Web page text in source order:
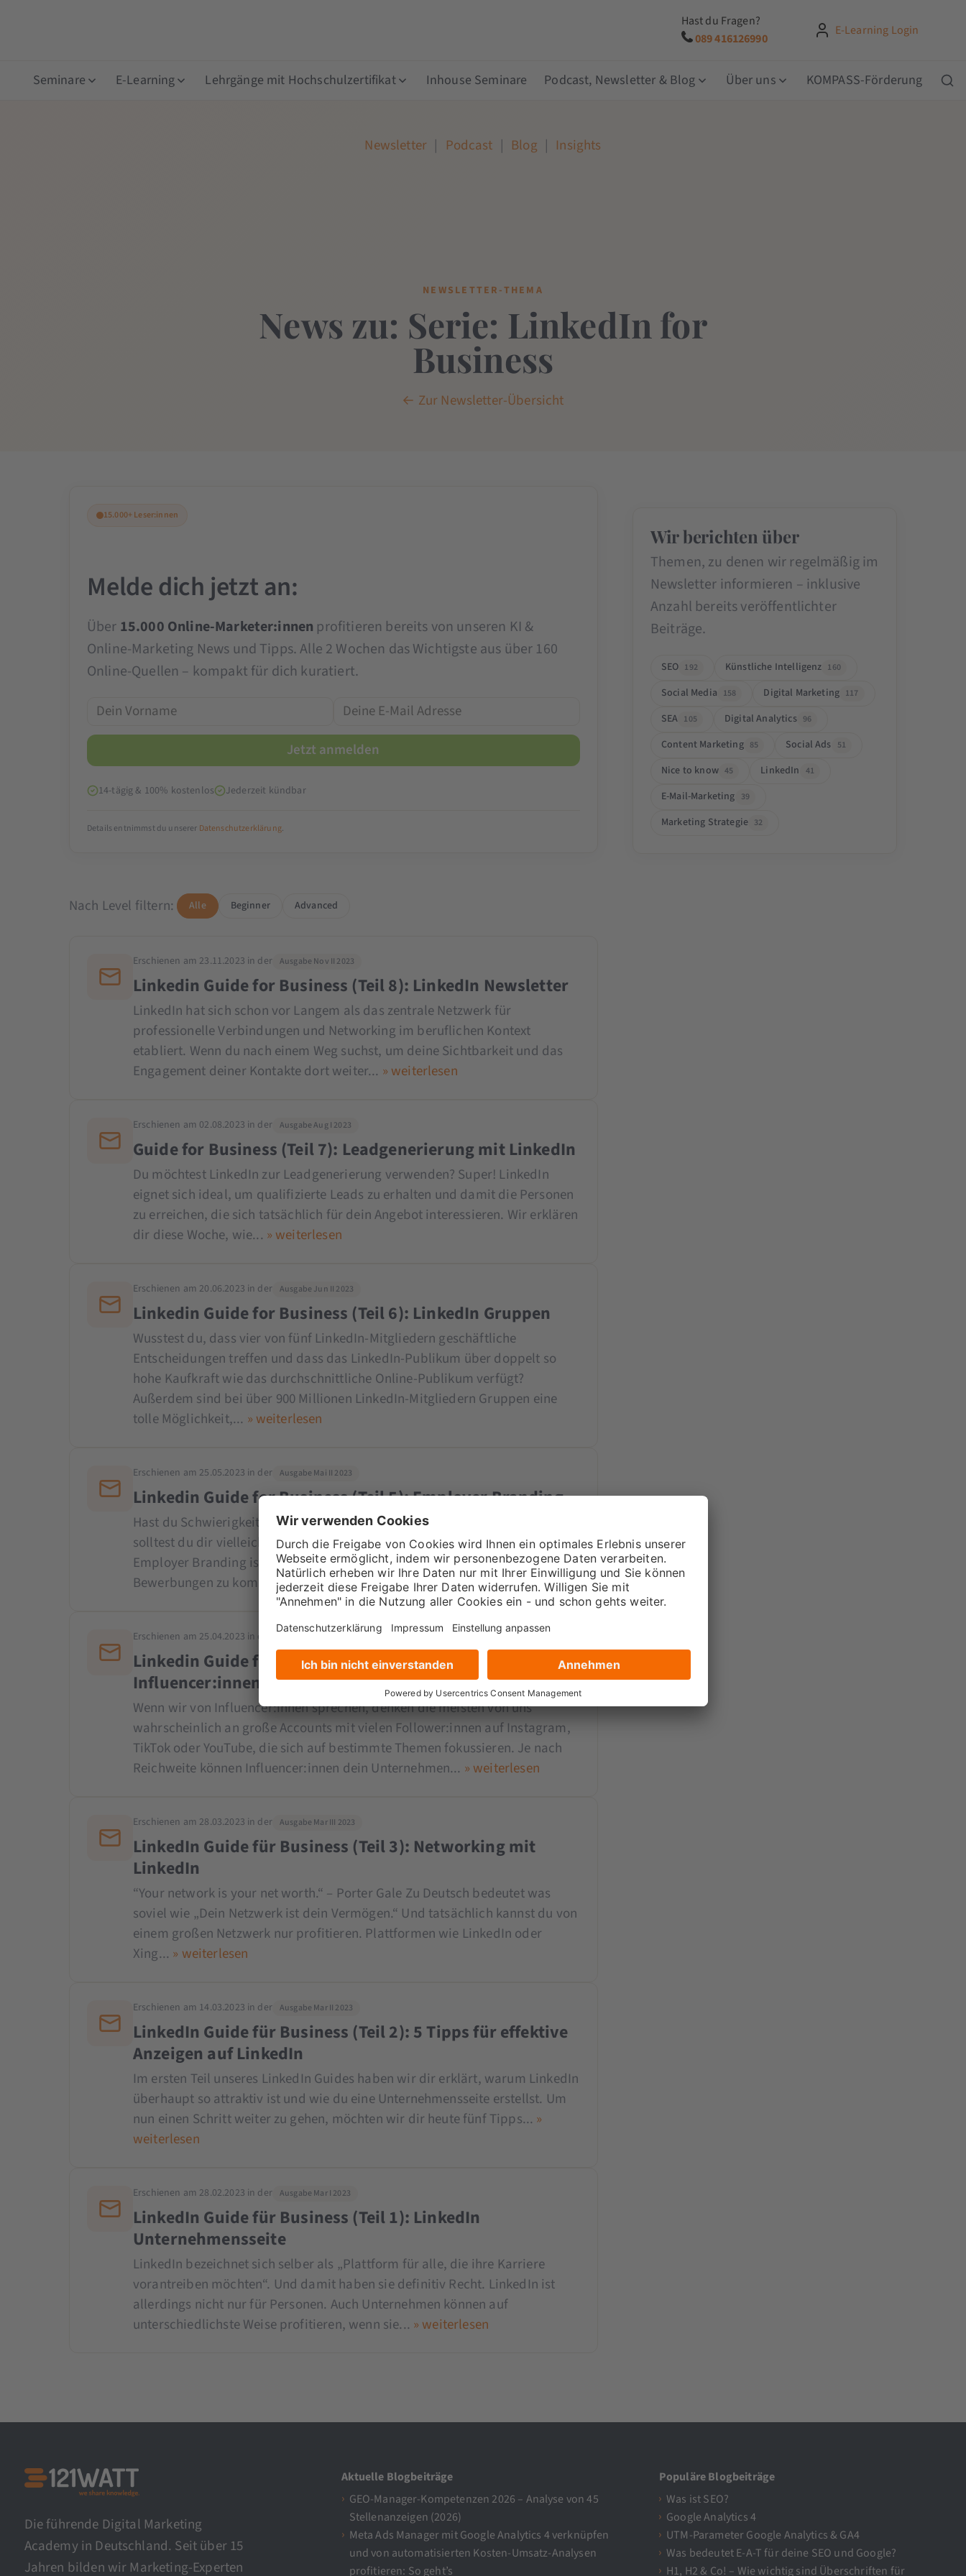
Hast du Fragen?
089 416126990
E-Learning Login
Seminare E-Learning Lehrgänge mit Hochschulzertifikat Inhouse Seminare Podcast, Newsletter & Blog Über uns KOMPASS-Förderung
Newsletter | Podcast | Blog | Insights
NEWSLETTER-THEMA
News zu: Serie: LinkedIn for
Business
← Zur Newsletter-Übersicht
15.000+ Leser:innen
Melde dich jetzt an:
Über 15.000 Online-Marketer:innen profitieren bereits von unseren KI &
Online-Marketing News und Tipps. Alle 2 Wochen das Wichtigste aus über 160
Online-Quellen – kompakt für dich kuratiert.
14-tägig & 100% kostenlos Jederzeit kündbar
Details entnimmst du unserer Datenschutzerklärung.
Nach Level filtern: Alle Beginner Advanced
Erschienen am 23.11.2023 in der Ausgabe Nov II 2023
Linkedin Guide for Business (Teil 8): LinkedIn Newsletter
LinkedIn hat sich schon vor Langem als das zentrale Netzwerk für
professionelle Verbindungen und Networking im beruflichen Kontext
etabliert. Wenn du nach einem Weg suchst, um deine Sichtbarkeit und das
Engagement deiner Kontakte dort weiter... » weiterlesen
Erschienen am 02.08.2023 in der Ausgabe Aug I 2023
Guide for Business (Teil 7): Leadgenerierung mit LinkedIn
Du möchtest LinkedIn zur Leadgenerierung verwenden? Super! LinkedIn
eignet sich ideal, um qualifizierte Leads zu erhalten und damit die Personen
zu erreichen, die sich tatsächlich für dein Angebot interessieren. Wir erklären
dir diese Woche, wie... » weiterlesen
Erschienen am 20.06.2023 in der Ausgabe Jun II 2023
Linkedin Guide for Business (Teil 6): LinkedIn Gruppen
Wusstest du, dass vier von fünf LinkedIn-Mitgliedern geschäftliche
Entscheidungen treffen und dass das LinkedIn-Publikum über doppelt so
hohe Kaufkraft wie das durchschnittliche Online-Publikum verfügt?
Außerdem sind bei über 900 Millionen LinkedIn-Mitgliedern Gruppen eine
tolle Möglichkeit,... » weiterlesen
Erschienen am 25.05.2023 in der Ausgabe Mai II 2023
Linkedin Guide for Business (Teil 5): Employer Branding
Hast du Schwierigkeiten, neue Mitarbeiter:innen zu rekrutieren? Dann
solltest du dir vielleicht Gedanken um dein Employer Branding machen.
Employer Branding ist ein wirksamer Hebel, um an qualifizierte
Bewerbungen zu kommen. Wir stellen dir heute Best...» weiterlesen
Erschienen am 25.04.2023 in der
Linkedin Guide for Business (Teil 4): Corporate
Influencer:innen
Wenn wir von Influencer:innen sprechen, denken die meisten von uns
wahrscheinlich an große Accounts mit vielen Follower:innen auf Instagram,
TikTok oder YouTube, die sich auf bestimmte Themen fokussieren. Je nach
Reichweite können Influencer:innen dein Unternehmen... » weiterlesen
Erschienen am 28.03.2023 in der Ausgabe Mar III 2023
LinkedIn Guide für Business (Teil 3): Networking mit
LinkedIn
“Your network is your net worth.“ – Porter Gale Zu Deutsch bedeutet was
soviel wie „Dein Netzwerk ist dein Vermögen.“ Und tatsächlich kannst du von
einem großen Netzwerk nur profitieren. Plattformen wie LinkedIn oder
Xing... » weiterlesen
Erschienen am 14.03.2023 in der Ausgabe Mar II 2023
LinkedIn Guide für Business (Teil 2): 5 Tipps für effektive
Anzeigen auf LinkedIn
Im ersten Teil unseres LinkedIn Guides haben wir dir erklärt, warum LinkedIn
überhaupt so attraktiv ist und wie du eine Unternehmensseite erstellst. Um
nun einen Schritt weiter zu gehen, möchten wir dir heute fünf Tipps... »
weiterlesen
Erschienen am 28.02.2023 in der Ausgabe Mar I 2023
LinkedIn Guide für Business (Teil 1): LinkedIn
Unternehmensseite
LinkedIn bezeichnet sich selber als „Plattform für alle, die ihre Karriere
vorantreiben möchten“. Und damit haben sie definitiv Recht. LinkedIn ist
allerdings nicht nur für Personen. Auch Unternehmen können auf
unterschiedlichste Weise profitieren, wenn sie... » weiterlesen
Wir berichten über
Themen, zu denen wir regelmäßig im
Newsletter informieren – inklusive
Anzahl bereits veröffentlichter
Beiträge.
SEO 192 Künstliche Intelligenz 160
Social Media 158 Digital Marketing 117
SEA 105 Digital Analytics 96
Content Marketing 85 Social Ads 51
Nice to know 45 LinkedIn 41
E-Mail-Marketing 39
Marketing Strategie 32
Die führende Digital Marketing
Academy in Deutschland. Seit über 15
Jahren bilden wir Marketing-Experten
Aktuelle Blogbeiträge
GEO-Manager-Kompetenzen 2026 – Analyse von 45
Stellenanzeigen (2026)
Meta Ads Manager mit Google Analytics 4 verknüpfen
und von automatisierten Kosten-Umsatz-Analysen
profitieren: So geht’s
Populäre Blogbeiträge
Was ist SEO?
Google Analytics 4
UTM-Parameter Google Analytics & GA4
Was bedeutet E-A-T für deine SEO und Google?
H1, H2 & Co! – Wie wichtig sind Überschriften für